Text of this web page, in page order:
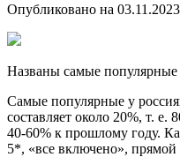
Опубликовано на 03.11.2023
Названы самые
Самые популярные у
составляет около 20%, т.
40-60% к прошлому году.
5*, «все включено»,